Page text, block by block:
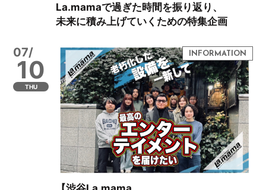
La.mamaで過ぎた時間を振り返り、
未来に積み上げていくための特集企画
07/
10
THU